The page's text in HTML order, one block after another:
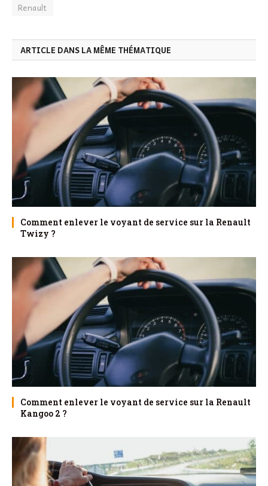
Renault
ARTICLE DANS LA MÊME THÉMATIQUE
Comment enlever le voyant de service sur la Renault
Twizy ?
Comment enlever le voyant de service sur la Renault
Kangoo 2 ?